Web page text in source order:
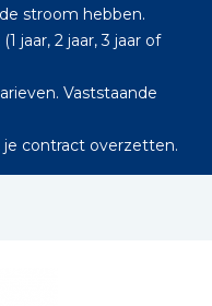
stroom hebben.
jaar, 2 jaar, 3 jaar of
Vaststaande
contract overzetten.